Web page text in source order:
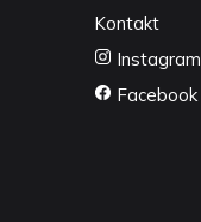
Kontakt
Instagram
Facebook